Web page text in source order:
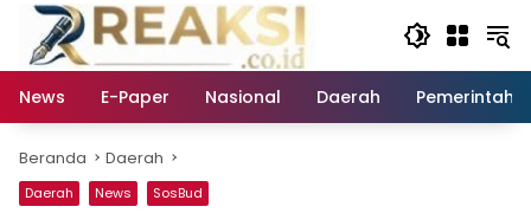
Langsung
konten
News
E-Paper Nasional Daerah
Beranda Daerah
Daerah News SosBud